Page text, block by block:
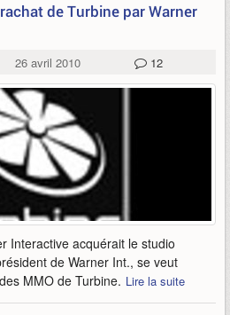
de Turbine par Warner
26 avril 2010 12
Interactive acquérait le studio
de Warner Int., se veut
MMO de Turbine. Lire la suite